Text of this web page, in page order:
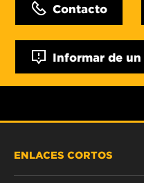
Contacto
Informar de
ENLACES CORTOS